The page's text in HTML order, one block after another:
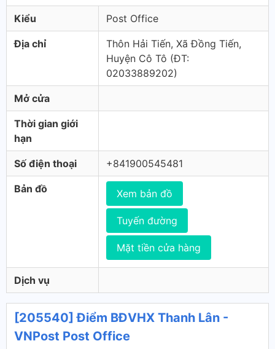
Kiểu Post Office
Địa chỉ
Thôn Hải Tiến, Xã Đồng Tiến,
Huyện Cô Tô (ÐT:
02033889202)
Mở cửa
Thời gian giới
hạn
Số điện thoại +841900545481
Bản đồ Xem bản đồ
Tuyến đường
Mặt tiền cửa hàng
Dịch vụ
[205540] Điểm BĐVHX Thanh Lân -
VNPost Post Office